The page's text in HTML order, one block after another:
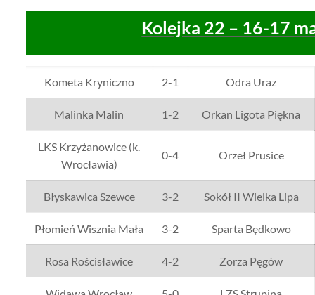
Kolejka 22 – 16-17
Kometa Kryniczno 2-1 Odra Uraz
Malinka Malin 1-2 Orkan Ligota Piękna
LKS Krzyżanowice (k.
Wrocławia)
0-4 Orzeł Prusice
Błyskawica Szewce 3-2 Sokół II Wielka Lipa
Płomień Wisznia Mała 3-2 Sparta Będkowo
Rosa Rościsławice 4-2 Zorza Pęgów